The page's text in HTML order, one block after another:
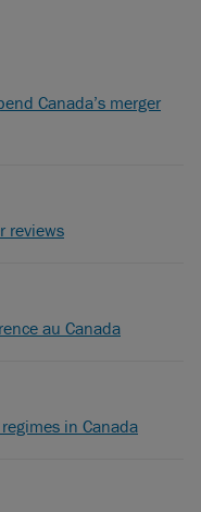
Canada’s merger
reviews
au Canada
in Canada